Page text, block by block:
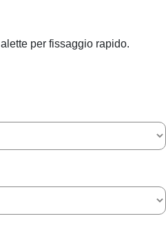
per fissaggio rapido.